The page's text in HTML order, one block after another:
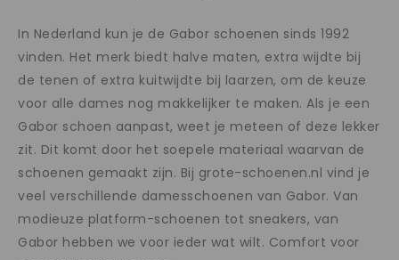
In Nederland kun je de Gabor schoenen sinds 1992
vinden. Het merk biedt halve maten, extra wijdte bij
de tenen of extra kuitwijdte bij laarzen, om de keuze
voor alle dames nog makkelijker te maken. Als je een
Gabor schoen aanpast, weet je meteen of deze lekker
zit. Dit komt door het soepele materiaal waarvan de
schoenen gemaakt zijn. Bij grote-schoenen.nl vind je
veel verschillende damesschoenen van Gabor. Van
modieuze platform-schoenen tot sneakers, van
Gabor hebben we voor ieder wat wilt. Comfort voor